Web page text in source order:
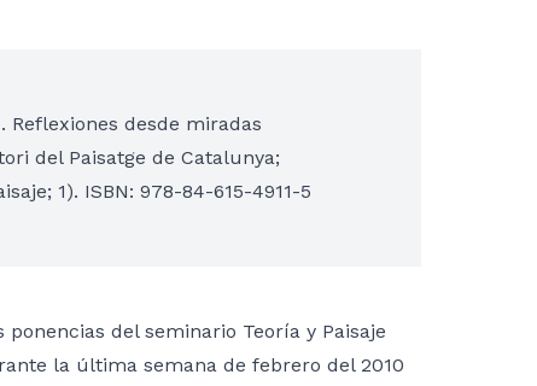
Reflexiones desde miradas
del Paisatge de Catalunya;
1). ISBN: 978-84-615-4911-5
del seminario Teoría y Paisaje
la última semana de febrero del 2010